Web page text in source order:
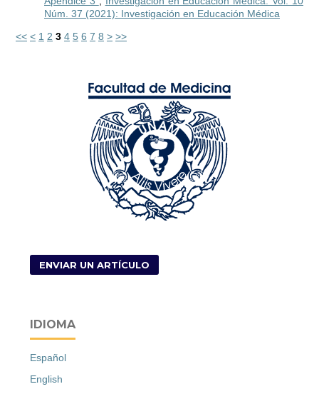
Núm. 37 (2021): Investigación en Educación Médica
<< < 1 2 3 4 5 6 7 8 > >>
ENVIAR UN ARTÍCULO
IDIOMA
Español
English